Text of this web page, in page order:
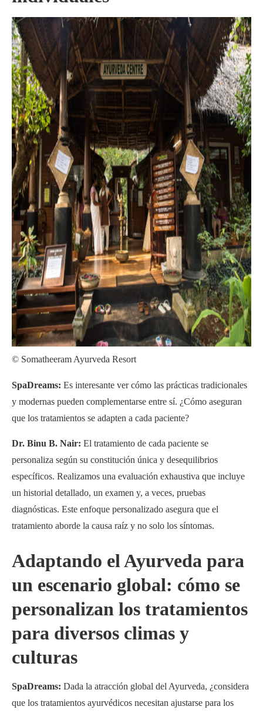
© Somatheeram Ayurveda Resort
SpaDreams: Es interesante ver cómo las prácticas tradicionales
y modernas pueden complementarse entre sí. ¿Cómo aseguran
que los tratamientos se adapten a cada paciente?
Dr. Binu B. Nair: El tratamiento de cada paciente se
personaliza según su constitución única y desequilibrios
específicos. Realizamos una evaluación exhaustiva que incluye
un historial detallado, un examen y, a veces, pruebas
diagnósticas. Este enfoque personalizado asegura que el
tratamiento aborde la causa raíz y no solo los síntomas.
Adaptando el Ayurveda para
un escenario global: cómo se
personalizan los tratamientos
para diversos climas y
culturas
SpaDreams: Dada la atracción global del Ayurveda, ¿considera
que los tratamientos ayurvédicos necesitan ajustarse para los